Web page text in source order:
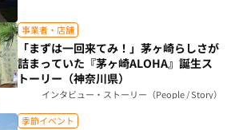
事業者・店舗
「まずは一回来てみ！」茅ヶ崎らしさが
詰まっていた『茅ヶ崎ALOHA』誕生ス
トーリー（神奈川県）
インタビュー・ストーリー（People / Story）
季節イベント